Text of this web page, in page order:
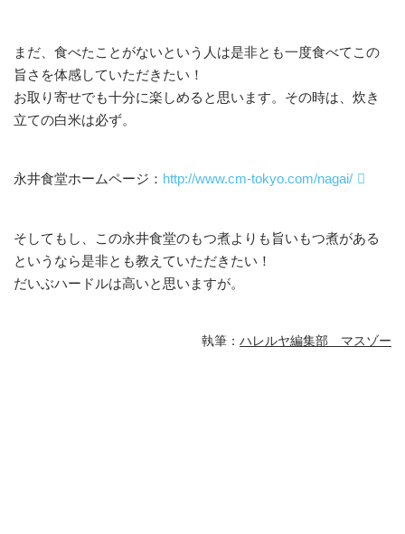
まだ、食べたことがないという人は是非とも一度食べてこの
旨さを体感していただきたい！
お取り寄せでも十分に楽しめると思います。その時は、炊き
立ての白米は必ず。
永井食堂ホームページ： http://www.cm-tokyo.com/nagai/
そしてもし、この永井食堂のもつ煮よりも旨いもつ煮がある
というなら是非とも教えていただきたい！
だいぶハードルは高いと思いますが。
執筆： ハレルヤ編集部 マスゾー